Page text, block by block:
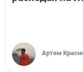
Артем